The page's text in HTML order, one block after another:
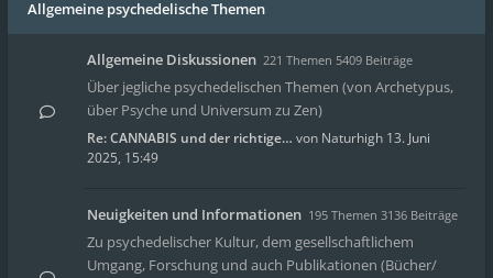
Allgemeine psychedelische Themen
Allgemeine Diskussionen 221 Themen 5409 Beiträge
Über jegliche psychedelischen Themen (von Archetypus,
über Psyche und Universum zu Zen)
Re: CANNABIS und der richtige… von Naturhigh 13. Juni
2025, 15:49
Neuigkeiten und Informationen 195 Themen 3136 Beiträge
Zu psychedelischer Kultur, dem gesellschaftlichem
Umgang, Forschung und auch Publikationen (Bücher/